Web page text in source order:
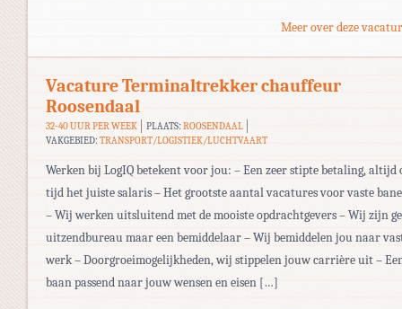
Meer over deze
Vacature Terminaltrekker chauffeur
Roosendaal
32-40 UUR PER WEEK PLAATS: ROOSENDAAL
VAKGEBIED: TRANSPORT/LOGISTIEK/LUCHTVAART
Werken bij LogIQ betekent voor jou: – Een zeer stipte betaling, altijd
tijd het juiste salaris – Het grootste aantal vacatures voor vaste
– Wij werken uitsluitend met de mooiste opdrachtgevers – Wij zijn
uitzendbureau maar een bemiddelaar – Wij bemiddelen jou naar
werk – Doorgroeimogelijkheden, wij stippelen jouw carrière uit –
baan passend naar jouw wensen en eisen […]